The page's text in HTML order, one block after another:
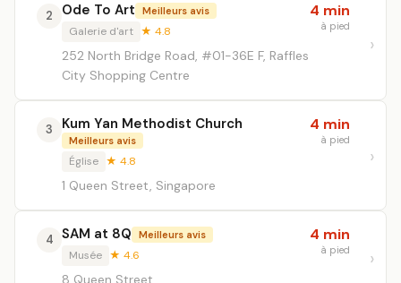
2 Ode To Art Meilleurs avis
Galerie d'art ★ 4.8
252 North Bridge Road, #01-36E F, Raffles
City Shopping Centre
4 min
à pied
3 Kum Yan Methodist Church
Meilleurs avis
Église ★ 4.8
1 Queen Street, Singapore
4 min
à pied
4 SAM at 8Q Meilleurs avis
Musée ★ 4.6
8 Queen Street
4 min
à pied